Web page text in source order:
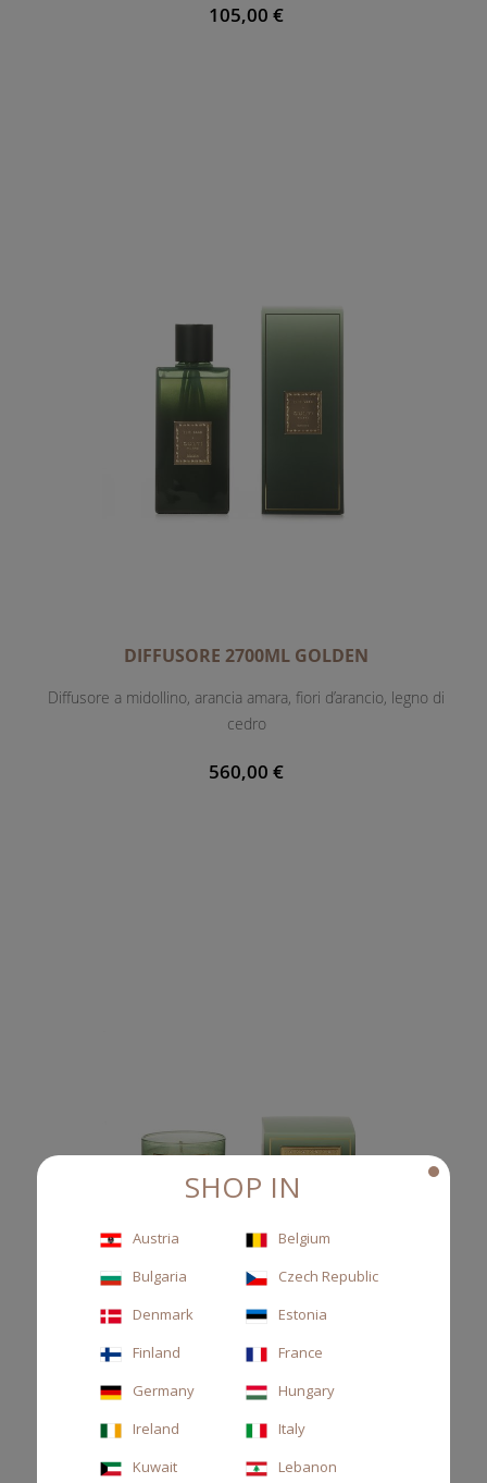
105,00 €
DIFFUSORE 2700ML GOLDEN
Diffusore a midollino, arancia amara, fiori d’arancio, legno di
cedro
560,00 €
SHOP IN
Austria
Belgium
Bulgaria
Czech Republic
Denmark
Estonia
Finland
France
Germany
Hungary
Ireland
Italy
Kuwait
Lebanon